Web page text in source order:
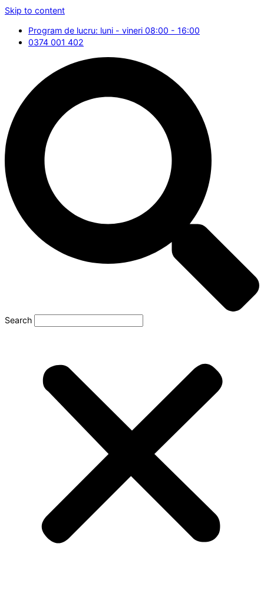
Skip to content
Program de lucru: luni - vineri 08:00 - 16:00
0374 001 402
Search